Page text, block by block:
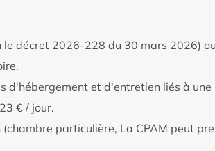
décret 2026-228 du 30 mars 2026)
et d'entretien liés à
€ / jour.
(chambre particulière, La CPAM peut